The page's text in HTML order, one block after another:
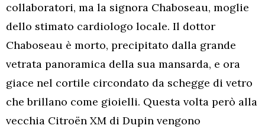
collaboratori, ma la signora Chaboseau, moglie
dello stimato cardiologo locale. Il dottor
Chaboseau è morto, precipitato dalla grande
vetrata panoramica della sua mansarda, e ora
giace nel cortile circondato da schegge di vetro
che brillano come gioielli. Questa volta però alla
vecchia Citroën XM di Dupin vengono